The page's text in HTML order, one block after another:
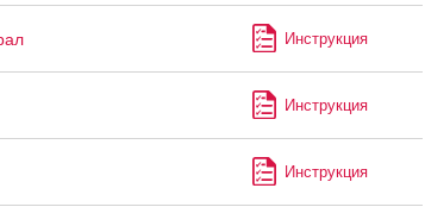
Инструкция
Инструкция
Инструкция